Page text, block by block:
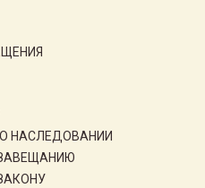
НАСЛЕДОВАНИИ